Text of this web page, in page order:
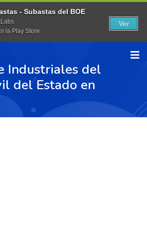
Industriales del
del Estado en
- Subastas del BOE
la Play Store
Ver